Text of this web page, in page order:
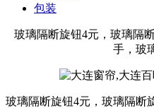
包装
玻璃隔断旋钮4元，玻璃隔
手，玻
玻璃隔断旋钮4元，玻璃隔断